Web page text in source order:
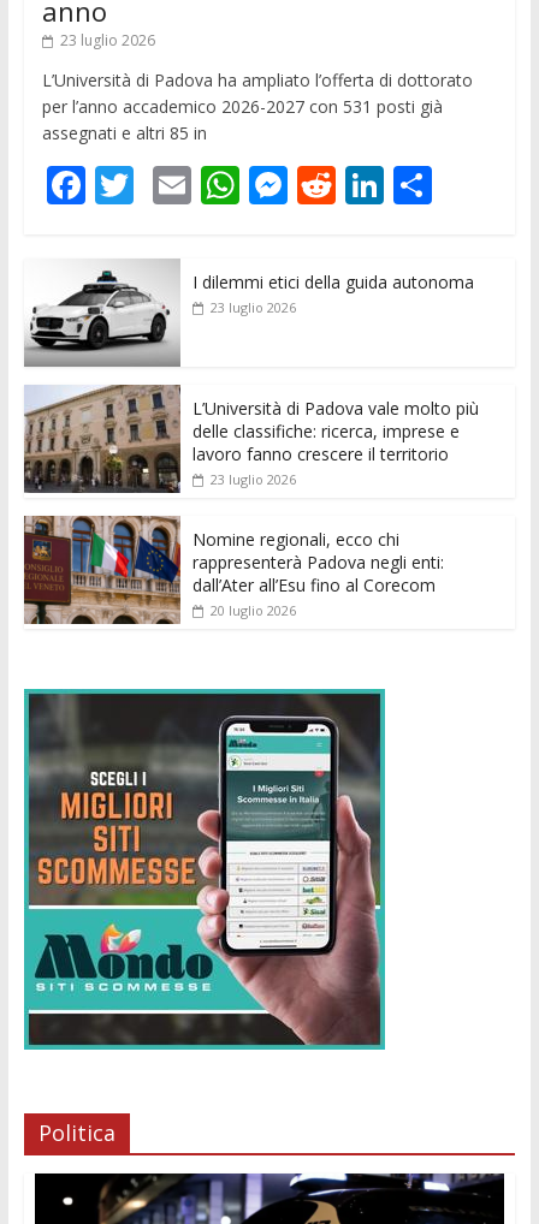
anno
23 luglio 2026
L’Università di Padova ha ampliato l’offerta di dottorato
per l’anno accademico 2026-2027 con 531 posti già
assegnati e altri 85 in
F
e
b
o
o
k
T
itt
er
E
ai
l
W
s
p
M
ss
e
er
R
di
Li
e
C
di
I dilemmi etici della guida autonoma
23 luglio 2026
L’Università di Padova vale molto più
delle classifiche: ricerca, imprese e
lavoro fanno crescere il territorio
23 luglio 2026
Nomine regionali, ecco chi
rappresenterà Padova negli enti:
dall’Ater all’Esu fino al Corecom
20 luglio 2026
Politica